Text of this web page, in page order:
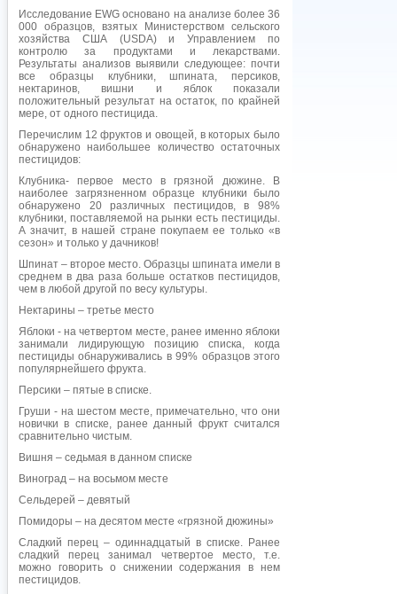
Исследование EWG основано на анализе более 36
000 образцов, взятых Министерством сельского
хозяйства США (USDA) и Управлением по
контролю за продуктами и лекарствами.
Результаты анализов выявили следующее: почти
все образцы клубники, шпината, персиков,
нектаринов, вишни и яблок показали
положительный результат на остаток, по крайней
мере, от одного пестицида.
Перечислим 12 фруктов и овощей, в которых было
обнаружено наибольшее количество остаточных
пестицидов:
Клубника- первое место в грязной дюжине. В
наиболее загрязненном образце клубники было
обнаружено 20 различных пестицидов, в 98%
клубники, поставляемой на рынки есть пестициды.
А значит, в нашей стране покупаем ее только «в
сезон» и только у дачников!
Шпинат – второе место. Образцы шпината имели в
среднем в два раза больше остатков пестицидов,
чем в любой другой по весу культуры.
Нектарины – третье место
Яблоки - на четвертом месте, ранее именно яблоки
занимали лидирующую позицию списка, когда
пестициды обнаруживались в 99% образцов этого
популярнейшего фрукта.
Персики – пятые в списке.
Груши - на шестом месте, примечательно, что они
новички в списке, ранее данный фрукт считался
сравнительно чистым.
Вишня – седьмая в данном списке
Виноград – на восьмом месте
Сельдерей – девятый
Помидоры – на десятом месте «грязной дюжины»
Сладкий перец – одиннадцатый в списке. Ранее
сладкий перец занимал четвертое место, т.е.
можно говорить о снижении содержания в нем
пестицидов.